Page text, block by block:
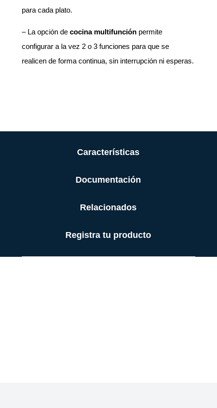
para cada plato.
– La opción de cocina multifunciónpermite
configurar a la vez 2 o 3 funciones para que se
realicen de forma continua, sin interrupción ni esperas.
Características
Documentación
Relacionados
Registra tu producto